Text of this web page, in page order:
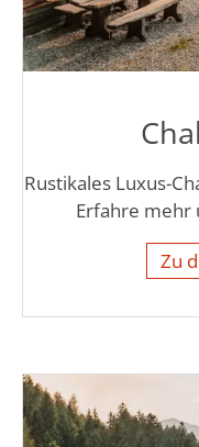
Rustikales Luxus-
Erfahre mehr
Zu